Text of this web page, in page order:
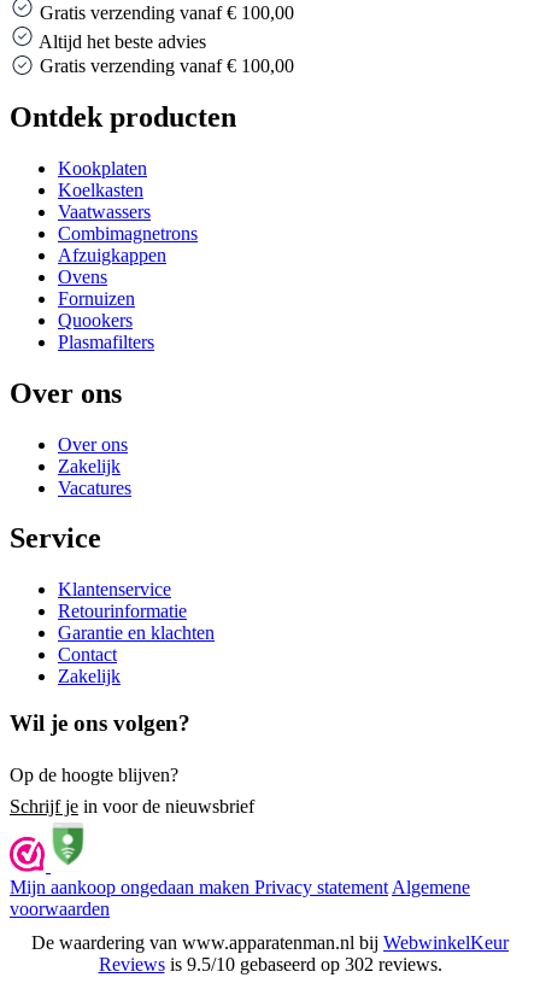
Gratis verzending vanaf € 100,00
Altijd het beste advies
Gratis verzending vanaf € 100,00
Ontdek producten
Kookplaten
Koelkasten
Vaatwassers
Combimagnetrons
Afzuigkappen
Ovens
Fornuizen
Quookers
Plasmafilters
Over ons
Over ons
Zakelijk
Vacatures
Service
Klantenservice
Retourinformatie
Garantie en klachten
Contact
Zakelijk
Wil je ons volgen?
Op de hoogte blijven?
Schrijf je in voor de nieuwsbrief
Mijn aankoop ongedaan maken Privacy statement Algemene
voorwaarden
De waardering van www.apparatenman.nl bij WebwinkelKeur
Reviewsis 9.5/10 gebaseerd op 302 reviews.